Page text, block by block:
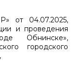
от 04.07.2025,
и проведения
Обнинске»,
городского